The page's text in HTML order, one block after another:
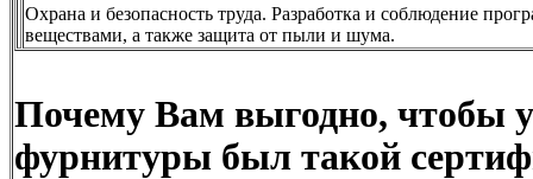
Охрана и безопасность труда. Разработка и соблюдение
веществами, а также защита от пыли и шума.
Почему Вам выгодно, чтобы
фурнитуры был такой